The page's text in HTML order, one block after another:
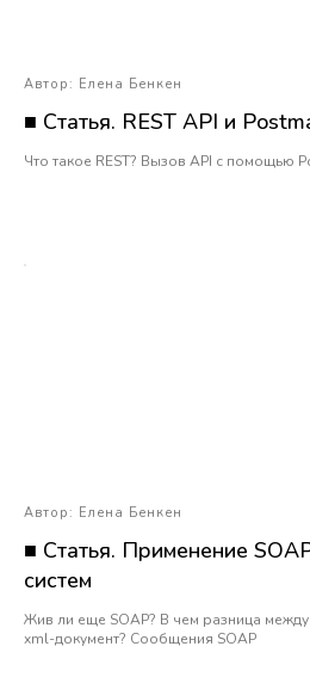
Автор: Елена Бенкен
■ Статья. REST API и
Что такое REST? Вызов API с помощью
Автор: Елена Бенкен
■ Статья. Применение
систем
Жив ли еще SOAP? В чем разница между
xml-документ? Сообщения SOAP